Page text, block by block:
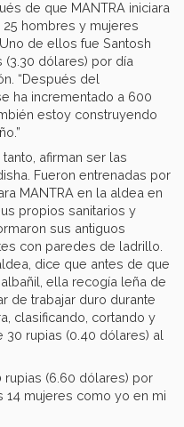
de que MANTRA iniciara
hombres y mujeres
de ellos fue Santosh
(3.30 dólares) por día
“Después del
ha incrementado a 600
estoy construyendo
afirman ser las
Fueron entrenadas por
MANTRA en la aldea en
propios sanitarios y
sus antiguos
con paredes de ladrillo.
dice que antes de que
ella recogía leña de
de trabajar duro durante
clasificando, cortando y
rupias (0.40 dólares) al
rupias (6.60 dólares) por
14 mujeres como yo en mi